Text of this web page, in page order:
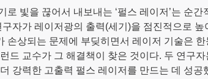
로 빛을 끊어서 내보내는 ‘펄스 레이저’는 순간
자가 레이저광의 출력(세기)을 점진적으로 높
손상되는 문제에 부딪히면서 레이저 기술은
드 교수가 그 해결책이 찾은 것이다. 두 연구자
강력한 고출력 펄스 레이저를 만드는 데 성공